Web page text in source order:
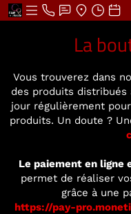
La
Vous trouverez dans
des produits distribués
jour régulièrement
produits. Un doute ?
Le paiement en ligne
permet de réaliser
grâce à une
https://pay-